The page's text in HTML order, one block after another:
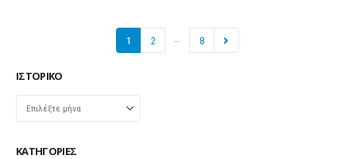
1 2 8
ΙΣΤΟΡΙΚΌ
Ιστορικό
KΑΤΗΓΟΡΊΕΣ